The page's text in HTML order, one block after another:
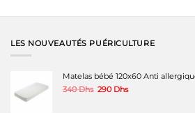
LES NOUVEAUTÉS PUÉRICULTURE
Matelas bébé 120x60 Anti
340Dhs Le
290 DhsLe